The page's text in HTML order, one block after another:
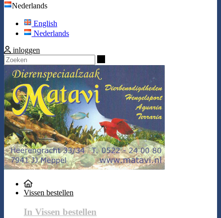
Nederlands
English
Nederlands
inloggen
Vissen bestellen
In Vissen bestellen